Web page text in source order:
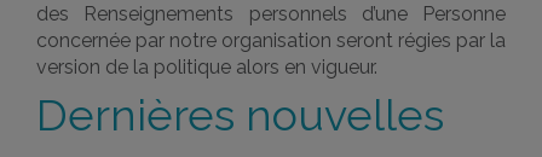
des Renseignements personnels d’une Personne
concernée par notre organisation seront régies par la
version de la politique alors en vigueur.
Dernières nouvelles